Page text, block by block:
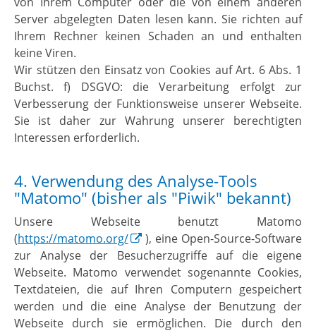
Server abgelegten Daten lesen kann. Sie richten auf
Ihrem Rechner keinen Schaden an und enthalten
keine Viren.
Wir stützen den Einsatz von Cookies auf Art. 6 Abs. 1
Buchst. f) DSGVO: die Verarbeitung erfolgt zur
Verbesserung der Funktionsweise unserer Webseite.
Sie ist daher zur Wahrung unserer berechtigten
Interessen erforderlich.
4. Verwendung des Analyse-Tools
"Matomo" (bisher als "Piwik" bekannt)
Unsere Webseite benutzt Matomo
(https://matomo.org/
), eine Open-Source-Software
zur Analyse der Besucherzugriffe auf die eigene
Webseite. Matomo verwendet sogenannte Cookies,
Textdateien, die auf Ihren Computern gespeichert
werden und die eine Analyse der Benutzung der
Webseite durch sie ermöglichen. Die durch den